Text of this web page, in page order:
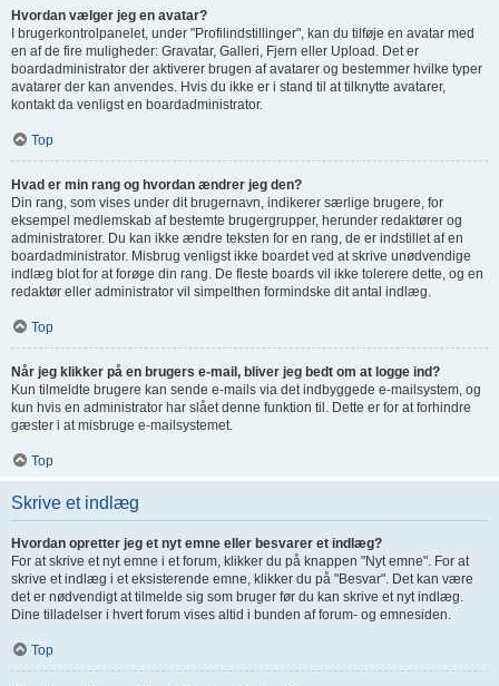
Hvordan vælger jeg en avatar?
I brugerkontrolpanelet, under "Profilindstillinger", kan du tilføje en avatar med
en af de fire muligheder: Gravatar, Galleri, Fjern eller Upload. Det er
boardadministrator der aktiverer brugen af avatarer og bestemmer hvilke typer
avatarer der kan anvendes. Hvis du ikke er i stand til at tilknytte avatarer,
kontakt da venligst en boardadministrator.
Top
Hvad er min rang og hvordan ændrer jeg den?
Din rang, som vises under dit brugernavn, indikerer særlige brugere, for
eksempel medlemskab af bestemte brugergrupper, herunder redaktører og
administratorer. Du kan ikke ændre teksten for en rang, de er indstillet af en
boardadministrator. Misbrug venligst ikke boardet ved at skrive unødvendige
indlæg blot for at forøge din rang. De fleste boards vil ikke tolerere dette, og en
redaktør eller administrator vil simpelthen formindske dit antal indlæg.
Top
Når jeg klikker på en brugers e-mail, bliver jeg bedt om at logge ind?
Kun tilmeldte brugere kan sende e-mails via det indbyggede e-mailsystem, og
kun hvis en administrator har slået denne funktion til. Dette er for at forhindre
gæster i at misbruge e-mailsystemet.
Top
Skrive et indlæg
Hvordan opretter jeg et nyt emne eller besvarer et indlæg?
For at skrive et nyt emne i et forum, klikker du på knappen "Nyt emne". For at
skrive et indlæg i et eksisterende emne, klikker du på "Besvar". Det kan være
det er nødvendigt at tilmelde sig som bruger før du kan skrive et nyt indlæg.
Dine tilladelser i hvert forum vises altid i bunden af forum- og emnesiden.
Top